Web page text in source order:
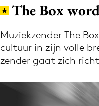
Volg het laatste
The Box
Muziekzender The
cultuur in zijn volle
zender gaat zich